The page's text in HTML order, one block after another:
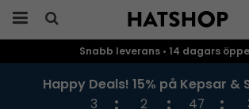
Snabb leverans • 14 dagars
Happy Deals! 15% på Kepsar
3 2 47